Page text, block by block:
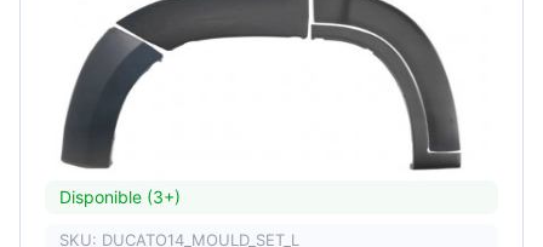
Disponible (3+)
SKU: DUCATO14_MOULD_SET_L